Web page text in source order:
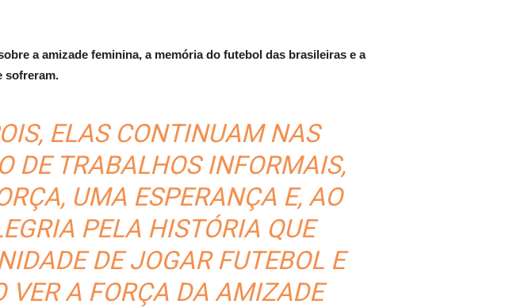
a amizade feminina, a memória do futebol das brasileiras e a
sofreram.
ELAS CONTINUAM NAS
DE TRABALHOS INFORMAIS,
UMA ESPERANÇA E, AO
PELA HISTÓRIA QUE
DE JOGAR FUTEBOL E
VER A FORÇA DA AMIZADE